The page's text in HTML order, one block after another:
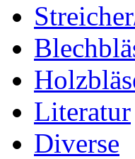
Literatur
Diverse